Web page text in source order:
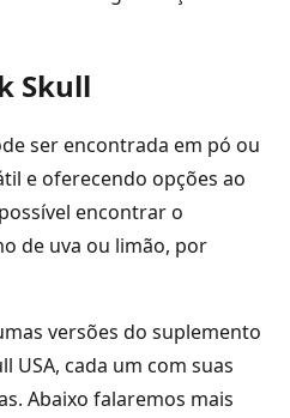
Skull
ser encontrada em pó ou
e oferecendo opções ao
encontrar o
de uva ou limão, por
versões do suplemento
USA, cada um com suas
Abaixo falaremos mais